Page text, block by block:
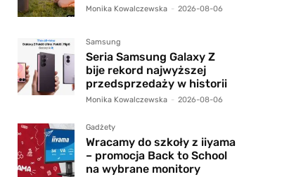
Monika Kowalczewska - 2026-08-06
Samsung
Seria Samsung Galaxy Z
bije rekord najwyższej
przedsprzedaży w historii
Monika Kowalczewska - 2026-08-06
Gadżety
Wracamy do szkoły z iiyama
– promocja Back to School
na wybrane monitory